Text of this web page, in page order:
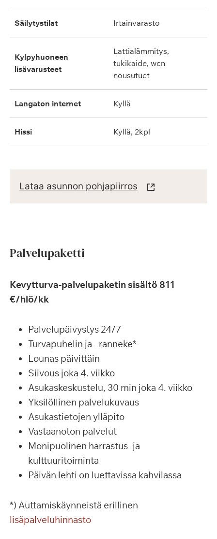
säilytystilat irtainvarasto
kylpyhuoneen
lisävarusteet
lattialämmitys,
tukikaide, wcn
nousutuet
langaton internet kyllä
hissi kyllä, 2kpl
Lataa asunnon pohjapiirros
Palvelupaketti
Kevytturva-palvelupaketin sisältö 811
€/hlö/kk
Palvelupäivystys 24/7
Turvapuhelin ja –ranneke*
Lounas päivittäin
Siivous joka 4. viikko
Asukaskeskustelu, 30 min joka 4. viikko
Yksilöllinen palvelukuvaus
Asukastietojen ylläpito
Vastaanoton palvelut
Monipuolinen harrastus- ja
kulttuuritoiminta
Päivän lehti on luettavissa kahvilassa
*) Auttamiskäynneistä erillinen
lisäpalveluhinnasto